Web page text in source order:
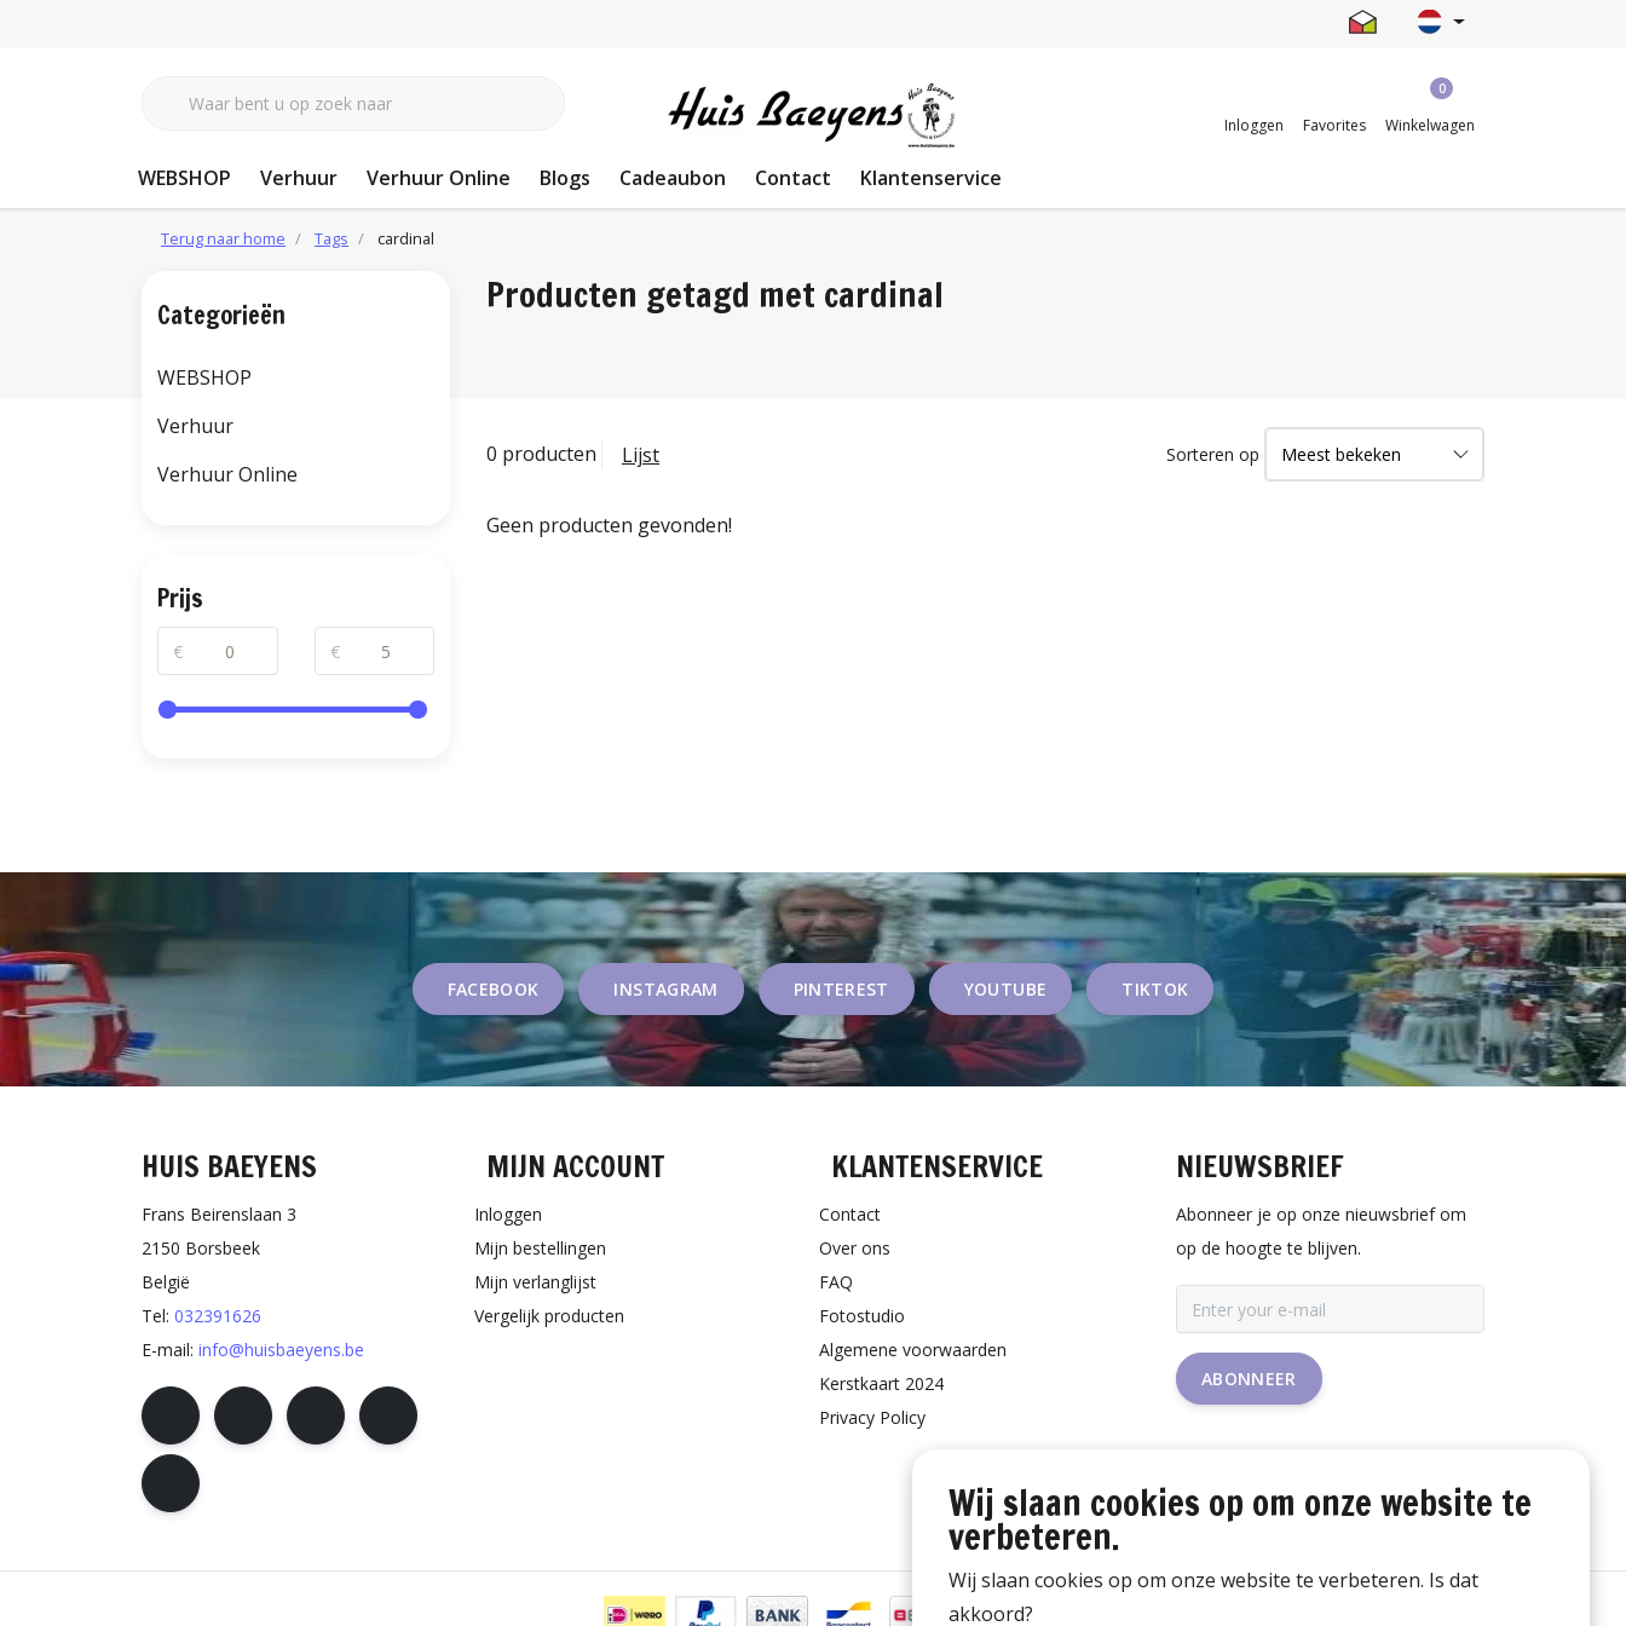
Inloggen Favorites
0
Winkelwagen
WEBSHOP Verhuur Verhuur Online Blogs Cadeaubon Contact Klantenservice
Terug naar home Tags cardinal
Producten getagd met cardinal
0 producten Lijst Sorteren op
Geen producten gevonden!
Categorieën
WEBSHOP
Verhuur
Verhuur Online
Prijs
€ €
FACEBOOK INSTAGRAM PINTEREST YOUTUBE TIKTOK
HUIS BAEYENS
Frans Beirenslaan 3
2150 Borsbeek
België
Tel: 032391626
E-mail: info@huisbaeyens.be
MIJN ACCOUNT
Inloggen
Mijn bestellingen
Mijn verlanglijst
Vergelijk producten
KLANTENSERVICE
Contact
Over ons
FAQ
Fotostudio
Algemene voorwaarden
Kerstkaart 2024
Privacy Policy
NIEUWSBRIEF
Abonneer je op onze nieuwsbrief om
op de hoogte te blijven.
ABONNEER
Wij slaan cookies op om onze website te
verbeteren.
Wij slaan cookies op om onze website te verbeteren. Is dat
akkoord?